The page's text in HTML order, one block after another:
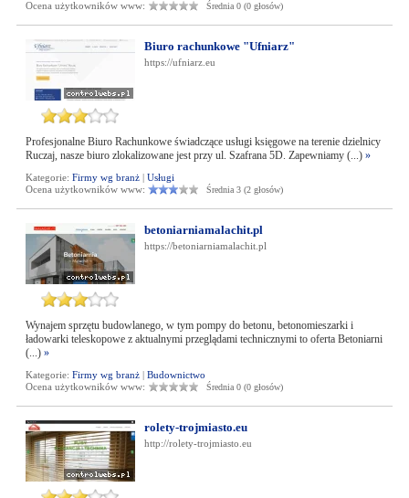
Ocena użytkowników www:
Średnia 0 (0 głosów)
Biuro rachunkowe "Ufniarz"
https://ufniarz.eu
Profesjonalne Biuro Rachunkowe świadczące usługi księgowe na terenie dzielnicy
Ruczaj, nasze biuro zlokalizowane jest przy ul. Szafrana 5D. Zapewniamy (...) »
Kategorie: Firmy wg branż| Usługi
Ocena użytkowników www:
Średnia 3 (2 głosów)
betoniarniamalachit.pl
https://betoniarniamalachit.pl
Wynajem sprzętu budowlanego, w tym pompy do betonu, betonomieszarki i
ładowarki teleskopowe z aktualnymi przeglądami technicznymi to oferta Betoniarni
(...) »
Kategorie: Firmy wg branż| Budownictwo
Ocena użytkowników www:
Średnia 0 (0 głosów)
rolety-trojmiasto.eu
http://rolety-trojmiasto.eu